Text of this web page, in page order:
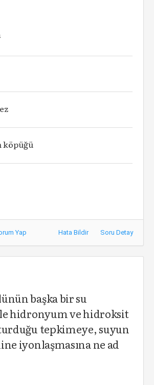
köpüğü
Yap Hata Bildir Soru Detay
başka bir su
hidronyum ve hidroksit
tepkimeye, suyun
iyonlaşmasına ne ad